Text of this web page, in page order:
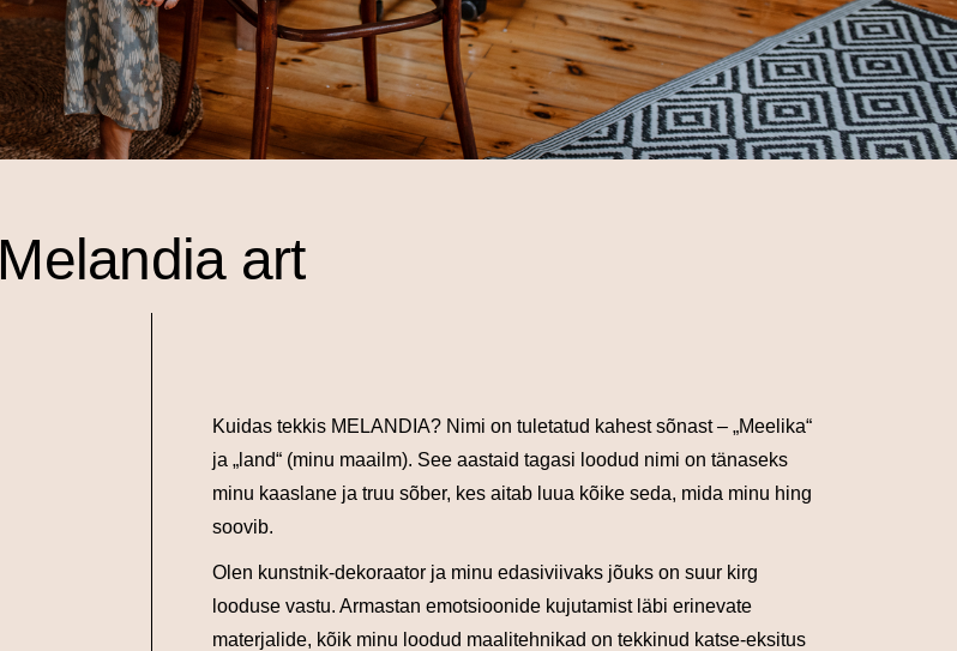
Melandia art
Kuidas tekkis MELANDIA? Nimi on tuletatud kahest sõnast – „Meelika“
ja „land“ (minu maailm). See aastaid tagasi loodud nimi on tänaseks
minu kaaslane ja truu sõber, kes aitab luua kõike seda, mida minu hing
soovib.
Olen kunstnik-dekoraator ja minu edasiviivaks jõuks on suur kirg
looduse vastu. Armastan emotsioonide kujutamist läbi erinevate
materjalide, kõik minu loodud maalitehnikad on tekkinud katse-eksitus